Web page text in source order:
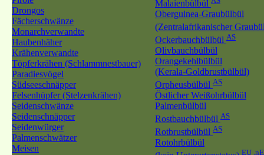
Drongos
Fächerschwänze
Monarchverwandte
Haubenhäher
Krähenverwandte
Töpferkrähen (Schlammnestbauer)
Paradiesvögel
Südseeschnäpper
Felsenhüpfer (Stelzenkrähen)
Seidenschwänze
Seidenschnäpper
Seidenwürger
Palmenschwätzer
Meisen
Malaienbülbül
Oberguinea-Graubülbül
(Zentralafrikanischer
Ockerbauchbülbül AS
Olivbauchbülbül
Orangekehlbülbül
(Kerala-Goldbrustbülbül)
Orpheusbülbül AS
Östlicher Weißohrbülbül
Palmenbülbül
Rostbauchbülbül AS
Rotbrustbülbül AS
Rotohrbülbül
EU